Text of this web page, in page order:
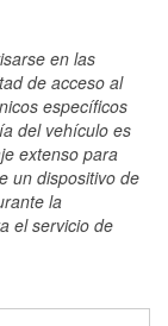
en las
de acceso al
específicos
del vehículo es
extenso para
un dispositivo de
la
el servicio de